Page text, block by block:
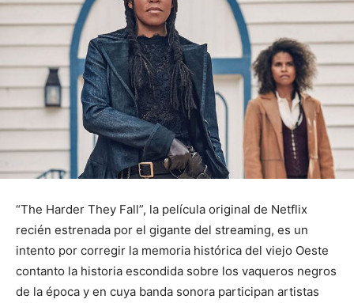
“The Harder They Fall”, la película original de Netflix
recién estrenada por el gigante del streaming, es un
intento por corregir la memoria histórica del viejo Oeste
contanto la historia escondida sobre los vaqueros negros
de la época y en cuya banda sonora participan artistas